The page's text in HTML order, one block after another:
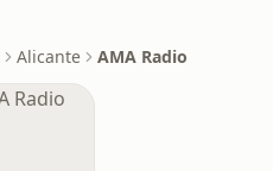
Alicante AMA Radio